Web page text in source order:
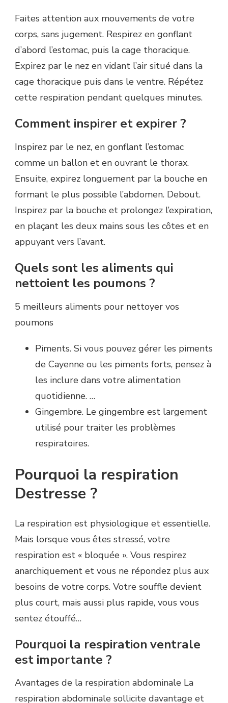
Faites attention aux mouvements de votre
corps, sans jugement. Respirez en gonflant
d’abord l’estomac, puis la cage thoracique.
Expirez par le nez en vidant l’air situé dans la
cage thoracique puis dans le ventre. Répétez
cette respiration pendant quelques minutes.
Comment inspirer et expirer ?
Inspirez par le nez, en gonflant l’estomac
comme un ballon et en ouvrant le thorax.
Ensuite, expirez longuement par la bouche en
formant le plus possible l’abdomen. Debout.
Inspirez par la bouche et prolongez l’expiration,
en plaçant les deux mains sous les côtes et en
appuyant vers l’avant.
Quels sont les aliments qui
nettoient les poumons ?
5 meilleurs aliments pour nettoyer vos
poumons
Piments. Si vous pouvez gérer les piments
de Cayenne ou les piments forts, pensez à
les inclure dans votre alimentation
quotidienne. …
Gingembre. Le gingembre est largement
utilisé pour traiter les problèmes
respiratoires.
Pourquoi la respiration
Destresse ?
La respiration est physiologique et essentielle.
Mais lorsque vous êtes stressé, votre
respiration est « bloquée ». Vous respirez
anarchiquement et vous ne répondez plus aux
besoins de votre corps. Votre souffle devient
plus court, mais aussi plus rapide, vous vous
sentez étouffé…
Pourquoi la respiration ventrale
est importante ?
Avantages de la respiration abdominale La
respiration abdominale sollicite davantage et